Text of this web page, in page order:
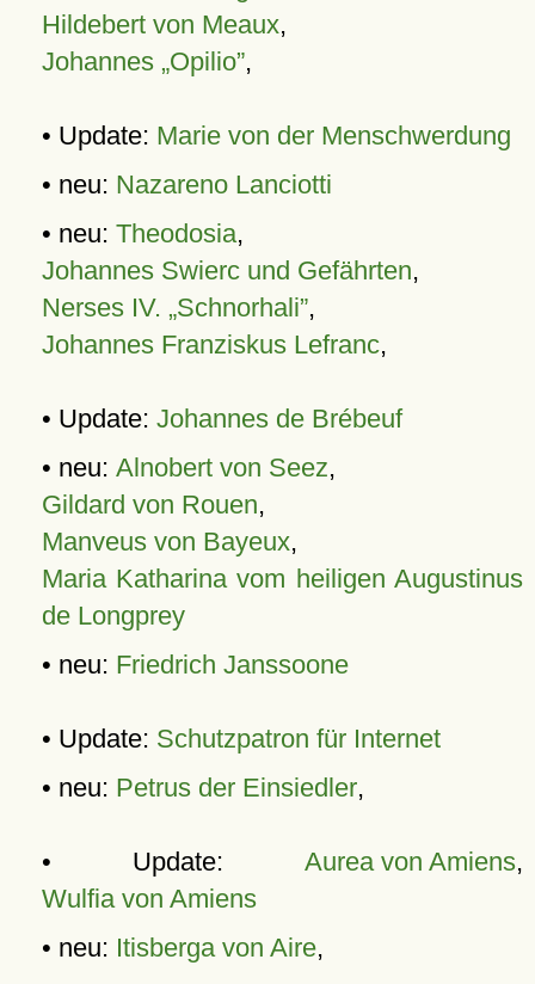
Hildebert von Meaux,
Johannes „Opilio”,
• Update: Marie von der Menschwerdung
• neu: Nazareno Lanciotti
• neu: Theodosia,
Johannes Swierc und Gefährten,
Nerses IV. „Schnorhali”,
Johannes Franziskus Lefranc,
• Update: Johannes de Brébeuf
• neu: Alnobert von Seez,
Gildard von Rouen,
Manveus von Bayeux,
Maria Katharina vom heiligen Augustinus
de Longprey
• neu: Friedrich Janssoone
• Update: Schutzpatron für Internet
• neu: Petrus der Einsiedler,
• Update: Aurea von Amiens,
Wulfia von Amiens
• neu: Itisberga von Aire,